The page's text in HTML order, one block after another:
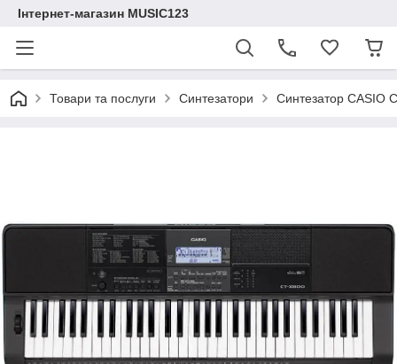
Інтернет-магазин MUSIC123
Товари та послуги Синтезатори Синтезатор CASIO